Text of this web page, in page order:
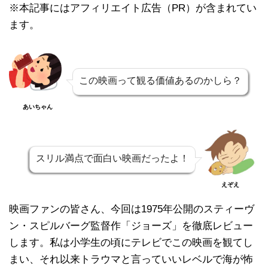
※本記事にはアフィリエイト広告（PR）が含まれてい
ます。
あいちゃん
この映画って観る価値あるのかしら？
スリル満点で面白い映画だったよ！
えぞえ
映画ファンの皆さん、今回は1975年公開のスティーヴ
ン・スピルバーグ監督作「ジョーズ」を徹底レビュー
します。私は小学生の頃にテレビでこの映画を観てし
まい、それ以来トラウマと言っていいレベルで海が怖